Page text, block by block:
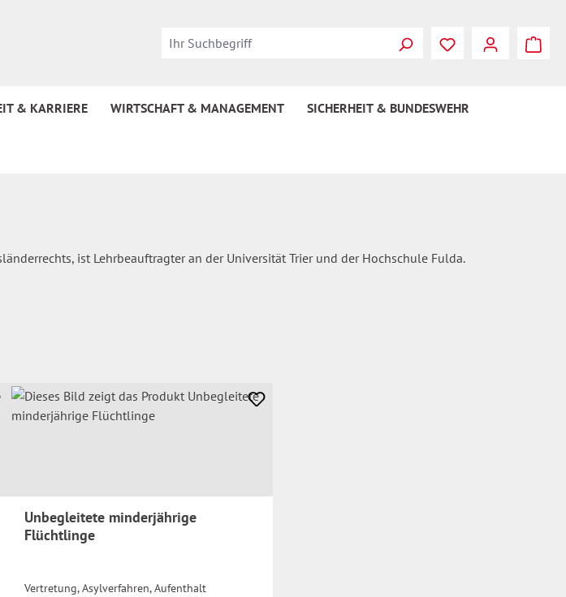
Du hast 0
& KARRIERE WIRTSCHAFT & MANAGEMENT SICHERHEIT & BUNDESWEHR
ist Lehrbeauftragter an der Universität Trier und der Hochschule Fulda.
Unbegleitete minderjährige
Flüchtlinge
Vertretung, Asylverfahren, Aufenthalt